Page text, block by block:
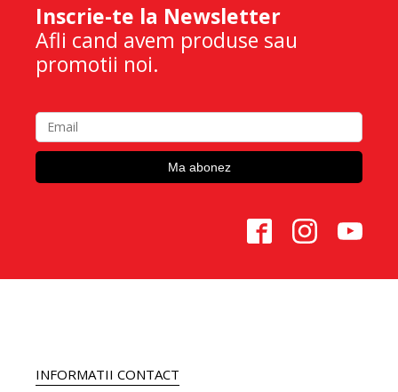
Inscrie-te la Newsletter
Afli cand avem produse sau
promotii noi.
INFORMATII CONTACT